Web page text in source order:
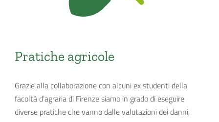
Pratiche agricole
Grazie alla collaborazione con alcuni ex studenti della
facoltà d’agraria di Firenze siamo in grado di eseguire
diverse pratiche che vanno dalle valutazioni dei danni,